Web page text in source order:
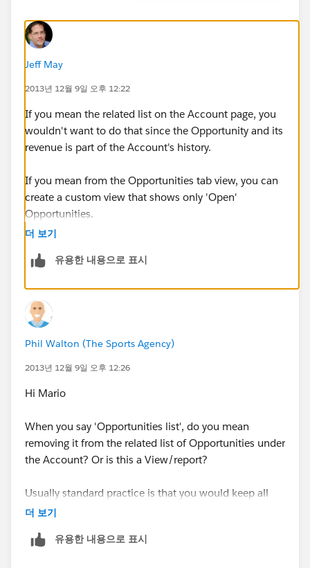
Jeff May
2013년 12월 9일 오후 12:22
If you mean the related list on the Account page, you
wouldn't want to do that since the Opportunity and its
revenue is part of the Account's history.
If you mean from the Opportunities tab view, you can
create a custom view that shows only 'Open'
Opportunities.
더 보기
유용한 내용으로 표시
Phil Walton (The Sports Agency)
2013년 12월 9일 오후 12:26
Hi Mario
When you say 'Opportunities list', do you mean
removing it from the related list of Opportunities under
the Account? Or is this a View/report?
Usually standard practice is that you would keep all
Opportunites (i.e. not delete or remove any
at a later date. But of course it is very significant to see
더 보기
유용한 내용으로 표시